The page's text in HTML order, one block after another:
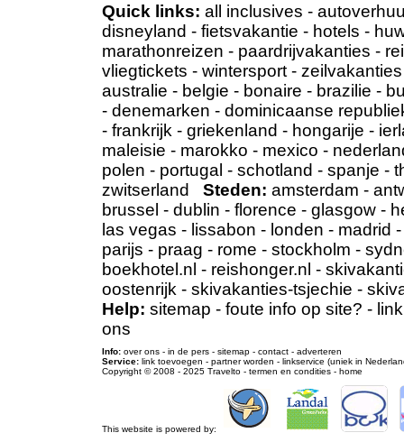
Quick links: all inclusives -
disneyland - fietsvakantie - hotels -
marathonreizen - paardrijvakanties -
vliegtickets - wintersport - zeilvakanties
australie - belgie - bonaire - brazilie -
- denemarken - dominicaanse
- frankrijk - griekenland - hongarije -
maleisie - marokko - mexico -
polen - portugal - schotland - spanje -
zwitserland
Steden: amsterdam -
brussel - dublin - florence - glasgow -
las vegas - lissabon - londen - madrid
parijs - praag - rome - stockholm -
boekhotel.nl - reishonger.nl -
oostenrijk - skivakanties-tsjechie -
Help: sitemap - foute info op site? -
ons
Info: over ons - in de pers - sitemap - contact - adverteren
Service: link toevoegen - partner worden - linkservice (uniek in
Copyright © 2008 - 2025 Travelto - termen en condities - home
This website is powered by: